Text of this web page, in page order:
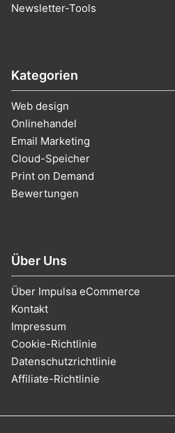
Über Uns
Über Impulsa eCommerce
Kontakt
Impressum
Cookie-Richtlinie
Datenschutzrichtlinie
Affiliate-Richtlinie
Kategorien
Web design
Onlinehandel
Email Marketing
Cloud-Speicher
Print on Demand
Bewertungen
Newsletter-Tools